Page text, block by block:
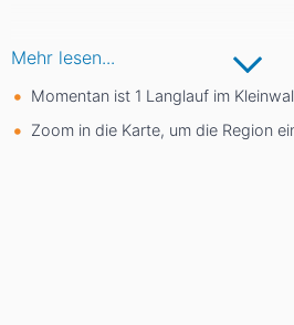
Mehr lesen...
Momentan ist 1 Langlauf im
Zoom in die Karte, um die Region